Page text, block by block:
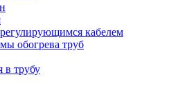
кабелем
обогрева труб
в трубу